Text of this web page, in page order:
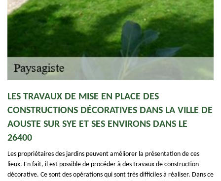
LES TRAVAUX DE MISE EN PLACE DES
CONSTRUCTIONS DÉCORATIVES DANS LA VILLE DE
AOUSTE SUR SYE ET SES ENVIRONS DANS LE
26400
Les propriétaires des jardins peuvent améliorer la présentation de ces
lieux. En fait, il est possible de procéder à des travaux de construction
décorative. Ce sont des opérations qui sont très difficiles à réaliser. Dans ce